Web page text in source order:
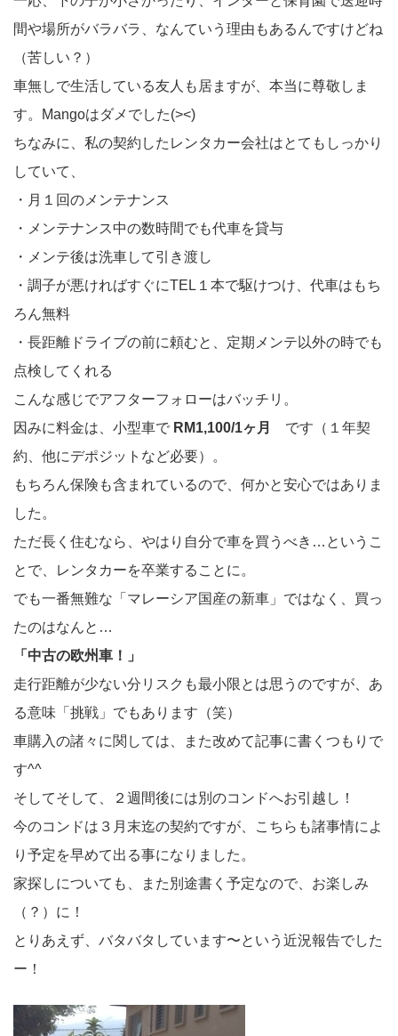
間や場所がバラバラ、なんていう理由もあるんですけどね
（苦しい？）
車無しで生活している友人も居ますが、本当に尊敬しま
す。Mangoはダメでした(><)
ちなみに、私の契約したレンタカー会社はとてもしっかり
していて、
・月１回のメンテナンス
・メンテナンス中の数時間でも代車を貸与
・メンテ後は洗車して引き渡し
・調子が悪ければすぐにTEL１本で駆けつけ、代車はもち
ろん無料
・長距離ドライブの前に頼むと、定期メンテ以外の時でも
点検してくれる
こんな感じでアフターフォローはバッチリ。
因みに料金は、小型車で RM1,100/1ヶ月
です（１年契
約、他にデポジットなど必要）。
もちろん保険も含まれているので、何かと安心ではありま
した。
ただ長く住むなら、やはり自分で車を買うべき…というこ
とで、レンタカーを卒業することに。
でも一番無難な「マレーシア国産の新車」ではなく、買っ
たのはなんと…
「中古の欧州車！」
走行距離が少ない分リスクも最小限とは思うのですが、あ
る意味「挑戦」でもあります（笑）
車購入の諸々に関しては、また改めて記事に書くつもりで
す^^
そしてそして、２週間後には別のコンドへお引越し！
今のコンドは３月末迄の契約ですが、こちらも諸事情によ
り予定を早めて出る事になりました。
家探しについても、また別途書く予定なので、お楽しみ
（？）に！
とりあえず、バタバタしています〜という近況報告でした
ー！